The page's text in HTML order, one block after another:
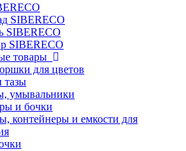
SIBERECO
SIBERECO
SIBERECO
товары
для цветов
тазы
умывальники
и бочки
контейнеры и емкости для